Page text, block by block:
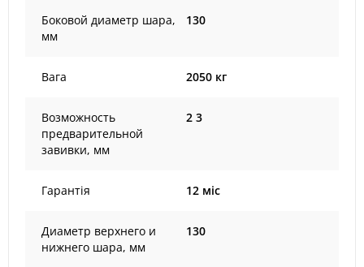
Боковой диаметр шара,
мм
130
Вага 2050 кг
Возможность
предварительной
завивки, мм
2 3
Гарантія 12 міс
Диаметр верхнего и
нижнего шара, мм
130